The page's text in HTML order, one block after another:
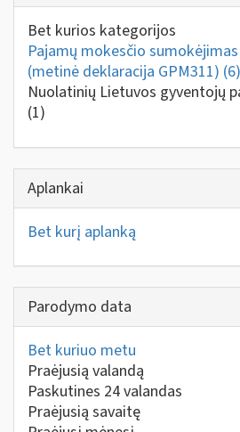
Bet kurios kategorijos
Pajamų mokesčio
(metinė deklaracija GPM311) (6)
Nuolatinių Lietuvos gyventojų
(1)
Aplankai
Bet kurį aplanką
Parodymo data
Bet kuriuo metu
Praėjusią valandą
Paskutines 24 valandas
Praėjusią savaitę